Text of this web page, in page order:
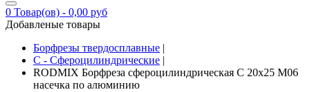
0 Товар(ов) - 0,00 руб
Добавленые товары
Борфрезы твердосплавные |
C - Сфероцилиндрические |
RODMIX Борфреза сфероцилиндрическая C 20х25 M06
насечка по алюминию